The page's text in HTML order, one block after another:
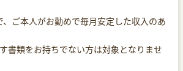
ご本人がお勤めで毎月安定した収入のあ
書類をお持ちでない方は対象となりませ